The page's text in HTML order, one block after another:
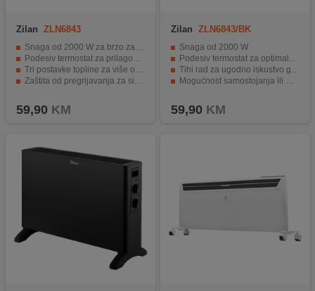
Zilan ZLN6843
Snaga od 2000 W za brzo zagrijavanje
Podesiv termostat za prilagođavanje temperature
Tri postavke topline za više opcija grijanja
Zaštita od pregrijavanja za sigurnost korištenja
59,90 KM
Zilan ZLN6843/BK
Snaga od 2000 W
Podesiv termostat za optimalnu temperaturu
Tihi rad za ugodno iskustvo grijanja
Mogućnost samostojanja ili montaže na zid
59,90 KM